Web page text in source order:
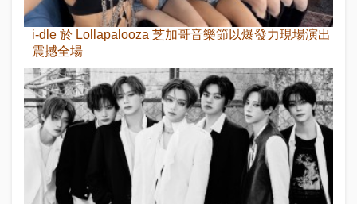
i-dle 於 Lollapalooza 芝加哥音樂節以爆發力現場演出
震撼全場